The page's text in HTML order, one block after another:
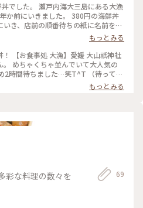
大三島にある大漁
か前にいきました。 380円の海鮮丼
き、店前の順番待ちの紙に名前をか
外にもいくらやう
鉢もあるけど、だいたいみんなこの海
ら、橋代がかかるから滅多に行けな
#愛媛県 #今治市 #大三島 #しまなみ海
刺身は日本一❤️
もっとみる
食事処 大漁】愛媛 大山祇神社
。 めちゃくちゃ並んでいて大人気の
2時間待ちました…笑T^T （待ってい
しました。とても有名で素晴らしい神
ャル丼なのですが、もちろん有名な
なく単品料理もずら〜〜とならん
もっとみる
彩な料理の数々を 69